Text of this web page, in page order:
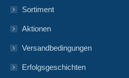
Sortiment
Aktionen
Versandbedingungen
Erfolgsgeschichten